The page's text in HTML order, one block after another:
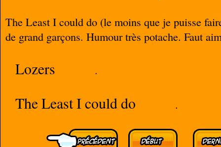
The Least I could do (le moins que je puisse
de grand garçons. Humour très potache. Faut
Lozers .
The Least I could do .